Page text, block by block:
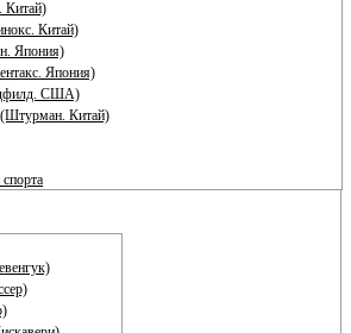
Китай)
Китай)
Япония)
Япония)
США)
Китай)